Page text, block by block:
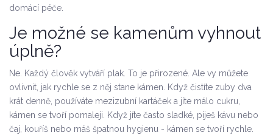
domácí péče.
Je možné se kamenům vyhnout
úplně?
Ne. Každý člověk vytváří plak. To je přirozené. Ale vy můžete
ovlivnit, jak rychle se z něj stane kámen. Když čistíte zuby dva
krát denně, používáte mezizubní kartáček a jíte málo cukru,
kámen se tvoří pomaleji. Když jíte často sladké, piješ kávu nebo
čaj, kouříš nebo máš špatnou hygienu - kámen se tvoří rychle.